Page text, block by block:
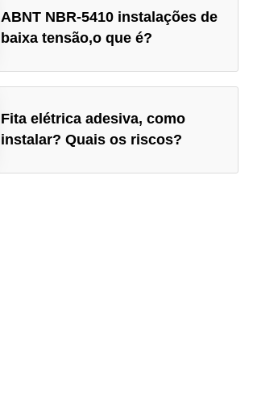
ABNT NBR-5410 instalações de
baixa tensão,o que é?
Fita elétrica adesiva, como
instalar? Quais os riscos?